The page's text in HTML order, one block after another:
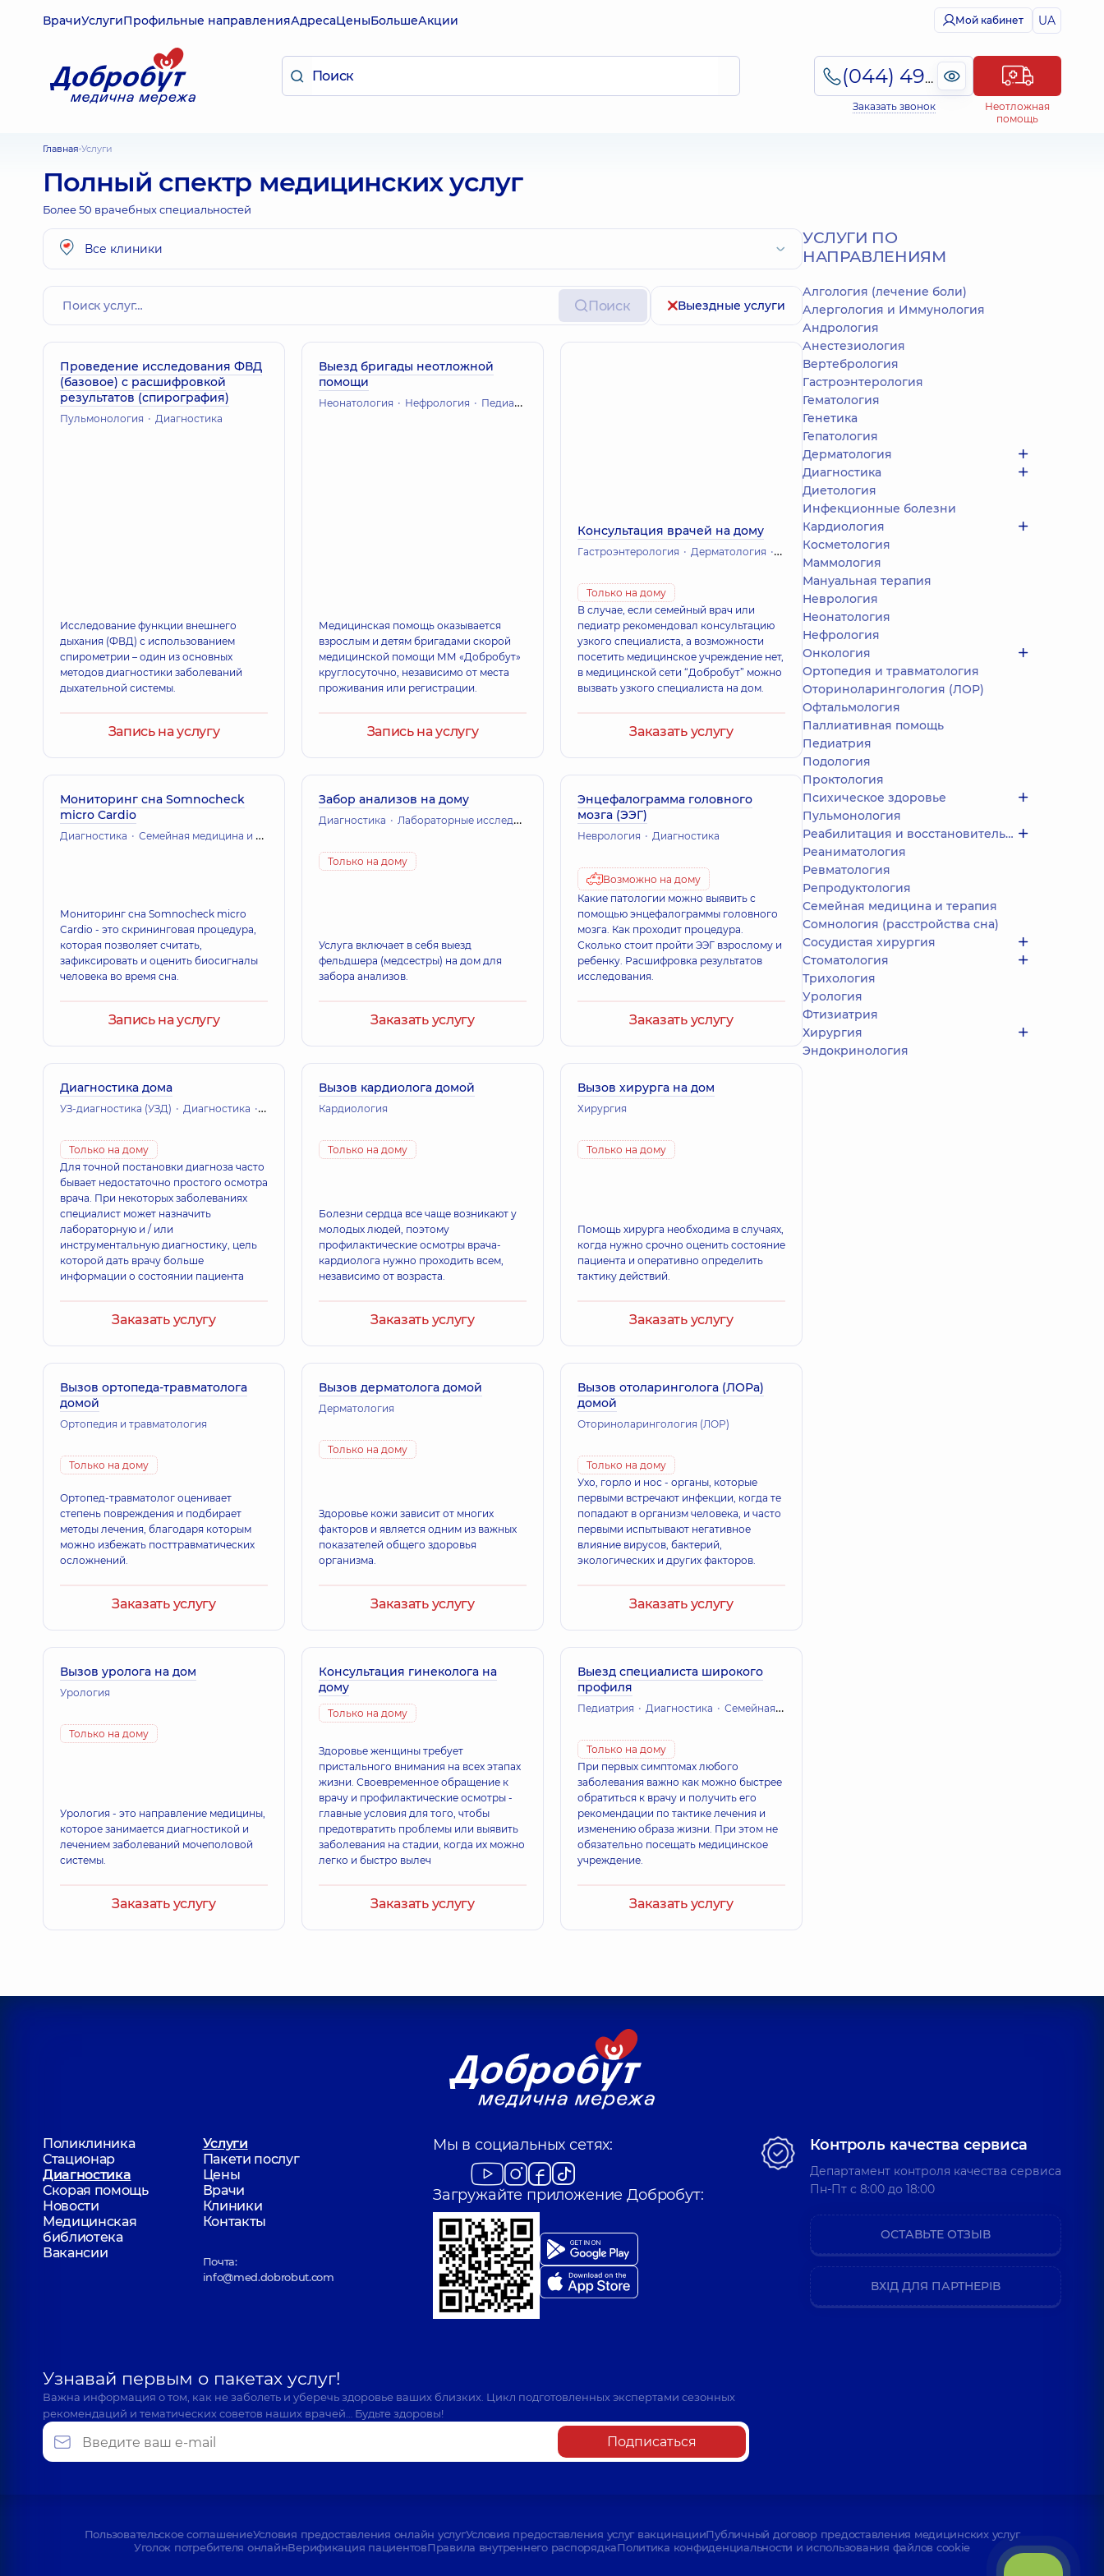
ВрачиУслугиПрофильные направленияАдресаЦеныБольшеАкции Мой кабинет UA
(044) 495-2-888
Заказать звонок
Неотложная
помощь
Главная Услуги
Полный спектр медицинских услуг
Более 50 врачебных специальностей
Все клиники
Поиск Выездные услуги
Проведение исследования ФВД
(базовое) с расшифровкой
результатов (спирография)
Пульмонология Диагностика
Исследование функции внешнего
дыхания (ФВД) с использованием
спирометрии – один из основных
методов диагностики заболеваний
дыхательной системы.
Запись на услугу
Выезд бригады неотложной
помощи
Неонатология Нефрология Педиатрия
Медицинская помощь оказывается
взрослым и детям бригадами скорой
медицинской помощи ММ «Добробут»
круглосуточно, независимо от места
проживания или регистрации.
Запись на услугу
Консультация врачей на дому
Гастроэнтерология Дерматология Инфекционные болезни
Только на дому
В случае, если семейный врач или
педиатр рекомендовал консультацию
узкого специалиста, а возможности
посетить медицинское учреждение нет,
в медицинской сети “Добробут” можно
вызвать узкого специалиста на дом.
Заказать услугу
Мониторинг сна Somnocheck
micro Cardio
Диагностика Семейная медицина и терапия
Мониторинг сна Somnocheck micro
Cardio - это скрининговая процедура,
которая позволяет считать,
зафиксировать и оценить биосигналы
человека во время сна.
Запись на услугу
Забор анализов на дому
Диагностика Лабораторные исследования
Только на дому
Услуга включает в себя выезд
фельдшера (медсестры) на дом для
забора анализов.
Заказать услугу
Энцефалограмма головного
мозга (ЭЭГ)
Неврология Диагностика
Возможно на дому
Какие патологии можно выявить с
помощью энцефалограммы головного
мозга. Как проходит процедура.
Сколько стоит пройти ЭЭГ взрослому и
ребенку. Расшифровка результатов
исследования.
Заказать услугу
Диагностика дома
УЗ-диагностика (УЗД) Диагностика Лабораторные исследования Функциональная диагностика (ЭКГ, холтер, дневное АД)
Только на дому
Для точной постановки диагноза часто
бывает недостаточно простого осмотра
врача. При некоторых заболеваниях
специалист может назначить
лабораторную и / или
инструментальную диагностику, цель
которой дать врачу больше
информации о состоянии пациента
Заказать услугу
Вызов кардиолога домой
Кардиология
Только на дому
Болезни сердца все чаще возникают у
молодых людей, поэтому
профилактические осмотры врача-
кардиолога нужно проходить всем,
независимо от возраста.
Заказать услугу
Вызов хирурга на дом
Хирургия
Только на дому
Помощь хирурга необходима в случаях,
когда нужно срочно оценить состояние
пациента и оперативно определить
тактику действий.
Заказать услугу
Вызов ортопеда-травматолога
домой
Ортопедия и травматология
Только на дому
Ортопед-травматолог оценивает
степень повреждения и подбирает
методы лечения, благодаря которым
можно избежать посттравматических
осложнений.
Заказать услугу
Вызов дерматолога домой
Дерматология
Только на дому
Здоровье кожи зависит от многих
факторов и является одним из важных
показателей общего здоровья
организма.
Заказать услугу
Вызов отоларинголога (ЛОРа)
домой
Оториноларингология (ЛОР)
Только на дому
Ухо, горло и нос - органы, которые
первыми встречают инфекции, когда те
попадают в организм человека, и часто
первыми испытывают негативное
влияние вирусов, бактерий,
экологических и других факторов.
Заказать услугу
Вызов уролога на дом
Урология
Только на дому
Урология - это направление медицины,
которое занимается диагностикой и
лечением заболеваний мочеполовой
системы.
Заказать услугу
Консультация гинеколога на
дому
Только на дому
Здоровье женщины требует
пристального внимания на всех этапах
жизни. Своевременное обращение к
врачу и профилактические осмотры -
главные условия для того, чтобы
предотвратить проблемы или выявить
заболевания на стадии, когда их можно
легко и быстро вылеч
Заказать услугу
Выезд специалиста широкого
профиля
Педиатрия Диагностика Семейная медицина и терапия
Только на дому
При первых симптомах любого
заболевания важно как можно быстрее
обратиться к врачу и получить его
рекомендации по тактике лечения и
изменению образа жизни. При этом не
обязательно посещать медицинское
учреждение.
Заказать услугу
УСЛУГИ ПО
НАПРАВЛЕНИЯМ
Алгология (лечение боли)
Алергология и Иммунология
Андрология
Анестезиология
Вертебрология
Гастроэнтерология
Гематология
Генетика
Гепатология
Дерматология
Диагностика
Диетология
Инфекционные болезни
Кардиология
Косметология
Маммология
Мануальная терапия
Неврология
Неонатология
Нефрология
Онкология
Ортопедия и травматология
Оториноларингология (ЛОР)
Офтальмология
Паллиативная помощь
Педиатрия
Подология
Проктология
Психическое здоровье
Пульмонология
Реабилитация и восстановительное лечение
Реаниматология
Ревматология
Репродуктология
Семейная медицина и терапия
Сомнология (расстройства сна)
Сосудистая хирургия
Стоматология
Трихология
Урология
Фтизиатрия
Хирургия
Эндокринология
Поликлиника
Услуги
Стационар
Пакети послуг
Диагностика
Цены
Скорая помощь
Врачи
Новости
Клиники
Медицинская
библиотека
Контакты
Вакансии
Почта:
info@med.dobrobut.com
Мы в социальных сетях:
Загружайте приложение Добробут:
Узнавай первым о пакетах услуг!
Важна информация о том, как не заболеть и уберечь здоровье ваших близких. Цикл подготовленных экспертами сезонных
рекомендаций и тематических советов наших врачей… Будьте здоровы!
Подписаться
Контроль качества сервиса
Департамент контроля качества сервиса
Пн-Пт c 8:00 до 18:00
ОСТАВЬТЕ ОТЗЫВ
ВХІД ДЛЯ ПАРТНЕРІВ
Пользовательское соглашениеУсловия предоставления онлайн услугУсловия предоставления услуг вакцинацииПубличный договор предоставления медицинских услуг
Уголок потребителя онлайнВерификация пациентовПравила внутреннего распорядкаПолитика конфиденциальности и использования файлов cookie